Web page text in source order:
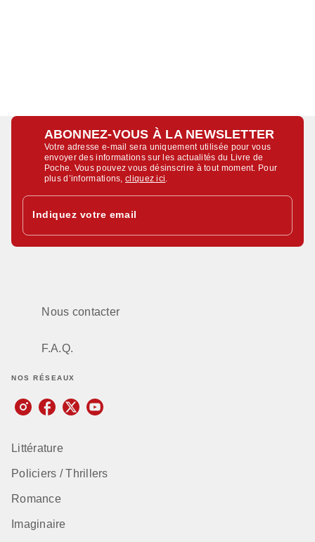
ABONNEZ-VOUS À LA NEWSLETTER
Votre adresse e-mail sera uniquement utilisée pour vous
envoyer des informations sur les actualités du Livre de
Poche. Vous pouvez vous désinscrire à tout moment. Pour
plus d’informations,cliquez ici
Indiquez votre email
Nous contacter
F.A.Q.
NOS RÉSEAUX
Littérature
Policiers / Thrillers
Romance
Imaginaire